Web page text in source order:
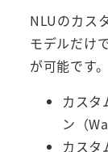
NLUのカス
モデルだけ
が可能です。
カスタ
ン（
カスタ